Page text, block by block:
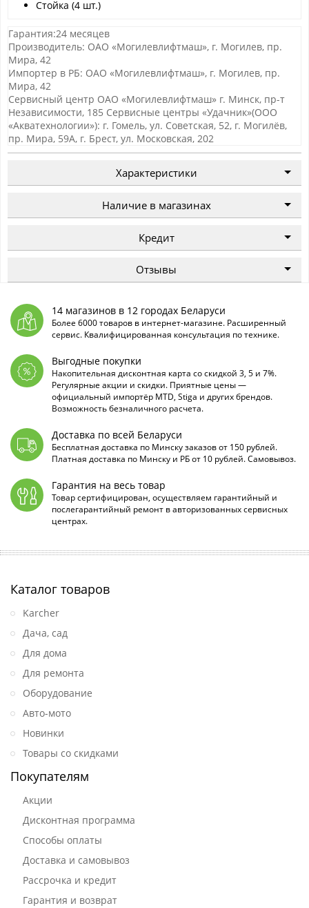
Стойка (4 шт.)
Гарантия:24 месяцев
Производитель: ОАО «Могилевлифтмаш», г. Могилев, пр.
Мира, 42
Импортер в РБ: ОАО «Могилевлифтмаш», г. Могилев, пр.
Мира, 42
Сервисный центр ОАО «Могилевлифтмаш» г. Минск, пр-т
Независимости, 185 Сервисные центры «Удачник»(ООО
«Акватехнологии»): г. Гомель, ул. Советская, 52, г. Могилёв,
пр. Мира, 59А, г. Брест, ул. Московская, 202
Характеристики
Наличие в магазинах
Кредит
Отзывы
14 магазинов в 12 городах Беларуси
Более 6000 товаров в интернет-магазине. Расширенный
сервис. Квалифицированная консультация по технике.
Выгодные покупки
Накопительная дисконтная карта со скидкой 3, 5 и 7%.
Регулярные акции и скидки. Приятные цены —
официальный импортёр MTD, Stiga и других брендов.
Возможность безналичного расчета.
Доставка по всей Беларуси
Бесплатная доставка по Минску заказов от 150 рублей.
Платная доставка по Минску и РБ от 10 рублей. Самовывоз.
Гарантия на весь товар
Товар сертифицирован, осуществляем гарантийный и
послегарантийный ремонт в авторизованных сервисных
центрах.
Каталог товаров
Karcher
Дача, сад
Для дома
Для ремонта
Оборудование
Авто-мото
Новинки
Товары со скидками
Покупателям
Акции
Дисконтная программа
Способы оплаты
Доставка и самовывоз
Рассрочка и кредит
Гарантия и возврат